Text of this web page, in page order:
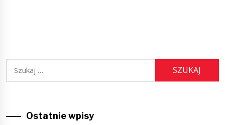
Ostatnie wpisy